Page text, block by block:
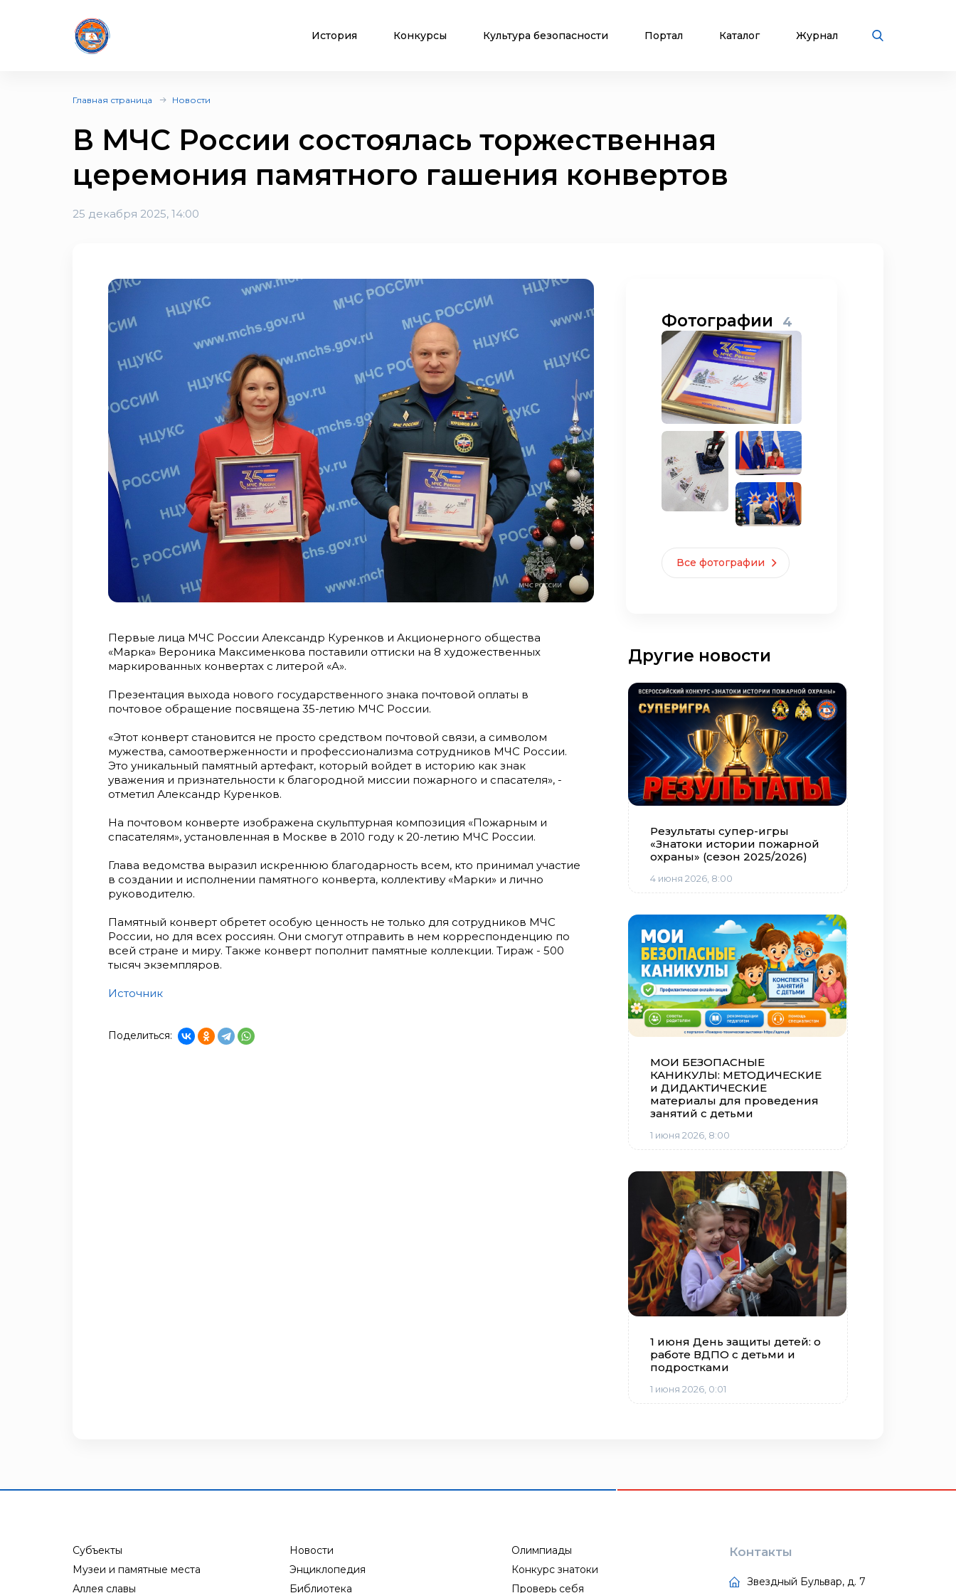
История Конкурсы Культура безопасности Портал Каталог Журнал
Главная страница Новости
В МЧС России состоялась торжественная
церемония памятного гашения конвертов
25 декабря 2025, 14:00
Первые лица МЧС России Александр Куренков и Акционерного общества
«Марка» Вероника Максименкова поставили оттиски на 8 художественных
маркированных конвертах с литерой «А».
Презентация выхода нового государственного знака почтовой оплаты в
почтовое обращение посвящена 35-летию МЧС России.
«Этот конверт становится не просто средством почтовой связи, а символом
мужества, самоотверженности и профессионализма сотрудников МЧС России.
Это уникальный памятный артефакт, который войдет в историю как знак
уважения и признательности к благородной миссии пожарного и спасателя», -
отметил Александр Куренков.
На почтовом конверте изображена скульптурная композиция «Пожарным и
спасателям», установленная в Москве в 2010 году к 20-летию МЧС России.
Глава ведомства выразил искреннюю благодарность всем, кто принимал участие
в создании и исполнении памятного конверта, коллективу «Марки» и лично
руководителю.
Памятный конверт обретет особую ценность не только для сотрудников МЧС
России, но для всех россиян. Они смогут отправить в нем корреспонденцию по
всей стране и миру. Также конверт пополнит памятные коллекции. Тираж - 500
тысяч экземпляров.
Источник
Поделиться:
Фотографии 4
Все фотографии
Другие новости
Результаты супер-игры
«Знатоки истории пожарной
охраны» (сезон 2025/2026)
4 июня 2026, 8:00
МОИ БЕЗОПАСНЫЕ
КАНИКУЛЫ: МЕТОДИЧЕСКИЕ
и ДИДАКТИЧЕСКИЕ
материалы для проведения
занятий с детьми
1 июня 2026, 8:00
1 июня День защиты детей: о
работе ВДПО с детьми и
подростками
1 июня 2026, 0:01
Субъекты
Музеи и памятные места
Аллея славы
Новости
Энциклопедия
Библиотека
Олимпиады
Конкурс знатоки
Проверь себя
Контакты
Звездный Бульвар, д. 7